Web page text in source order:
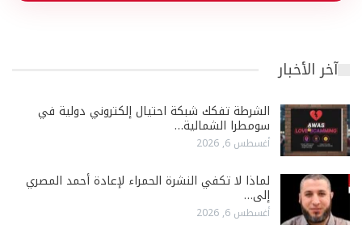
آخر الأخبار
الشرطة تفكك شبكة احتيال إلكتروني دولية في
سومطرا الشمالية…
أغسطس 6, 2026
لماذا لا تكفي النشرة الحمراء لإعادة أحمد المصري
إلى…
أغسطس 6, 2026